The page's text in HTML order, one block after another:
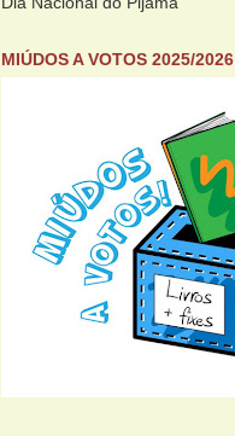
MIÚDOS A VOTOS 2025/2026